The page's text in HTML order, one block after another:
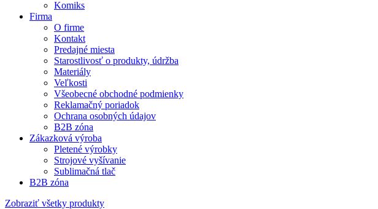
Komiks
Firma
O firme
Kontakt
Predajné miesta
Starostlivosť o produkty, údržba
Materiály
Veľkosti
Všeobecné obchodné podmienky
Reklamačný poriadok
Ochrana osobných údajov
B2B zóna
Zákazková výroba
Pletené výrobky
Strojové vyšívanie
Sublimačná tlač
B2B zóna
Zobraziť všetky produkty